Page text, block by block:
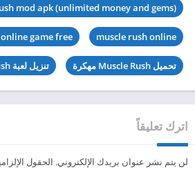
mod apk (unlimited money and gems)
muscle rush online
game free
تحميل Muscle Rush مهكرة تنزيل لعبة Muscle Rush آخر اصدار
اترك تعليقاً
لن يتم نشر عنوان بريدك الإلكتروني. الحقول